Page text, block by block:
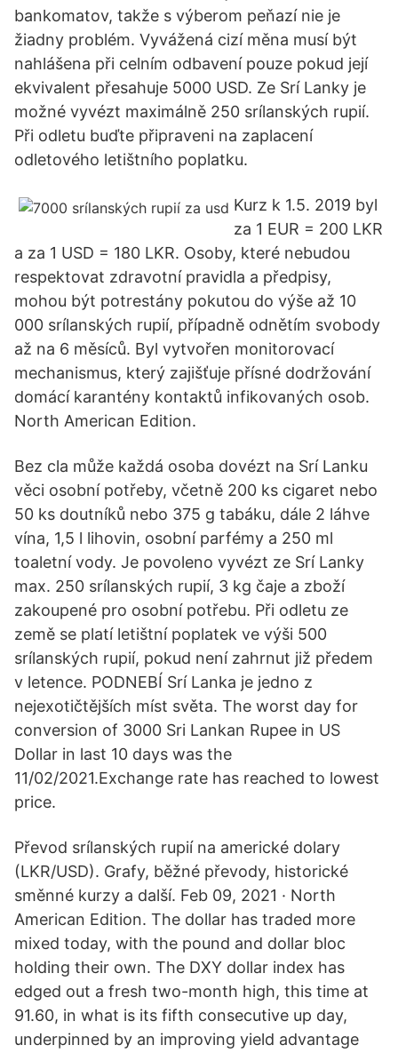
bankomatov, takže s výberom peňazí nie je
žiadny problém. Vyvážená cizí měna musí být
nahlášena při celním odbavení pouze pokud její
ekvivalent přesahuje 5000 USD. Ze Srí Lanky je
možné vyvézt maximálně 250 srílanských rupií.
Při odletu buďte připraveni na zaplacení
odletového letištního poplatku.
Kurz k 1.5. 2019 byl
za 1 EUR = 200 LKR
a za 1 USD = 180 LKR. Osoby, které nebudou
respektovat zdravotní pravidla a předpisy,
mohou být potrestány pokutou do výše až 10
000 srílanských rupií, případně odnětím svobody
až na 6 měsíců. Byl vytvořen monitorovací
mechanismus, který zajišťuje přísné dodržování
domácí karantény kontaktů infikovaných osob.
North American Edition.
Bez cla může každá osoba dovézt na Srí Lanku
věci osobní potřeby, včetně 200 ks cigaret nebo
50 ks doutníků nebo 375 g tabáku, dále 2 láhve
vína, 1,5 l lihovin, osobní parfémy a 250 ml
toaletní vody. Je povoleno vyvézt ze Srí Lanky
max. 250 srílanských rupií, 3 kg čaje a zboží
zakoupené pro osobní potřebu. Při odletu ze
země se platí letištní poplatek ve výši 500
srílanských rupií, pokud není zahrnut již předem
v letence. PODNEBÍ Srí Lanka je jedno z
nejexotičtějších míst světa. The worst day for
conversion of 3000 Sri Lankan Rupee in US
Dollar in last 10 days was the
11/02/2021.Exchange rate has reached to lowest
price.
Převod srílanských rupií na americké dolary
(LKR/USD). Grafy, běžné převody, historické
směnné kurzy a další. Feb 09, 2021 · North
American Edition. The dollar has traded more
mixed today, with the pound and dollar bloc
holding their own. The DXY dollar index has
edged out a fresh two-month high, this time at
91.60, in what is its fifth consecutive up day,
underpinned by an improving yield advantage